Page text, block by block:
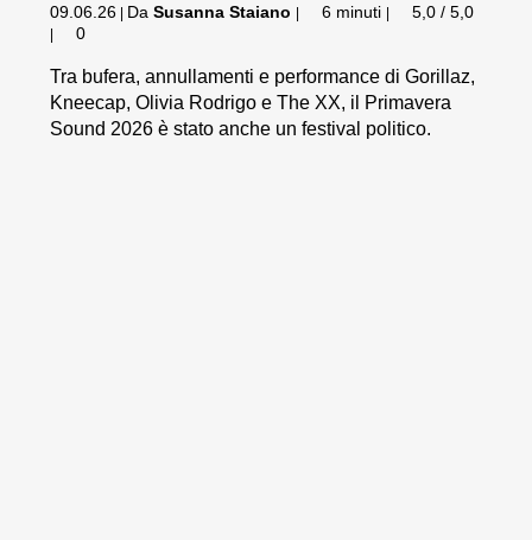
09.06.26 | DaSusanna Staiano | 6 minuti | 5,0 / 5,0
| 0
Tra bufera, annullamenti e performance di Gorillaz,
Kneecap, Olivia Rodrigo e The XX, il Primavera
Sound 2026 è stato anche un festival politico.